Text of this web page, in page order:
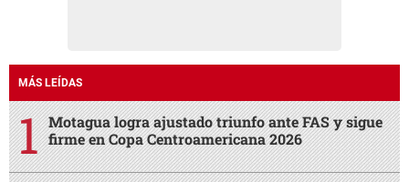
MÁS LEÍDAS
Motagua logra ajustado triunfo ante FAS y sigue
firme en Copa Centroamericana 2026